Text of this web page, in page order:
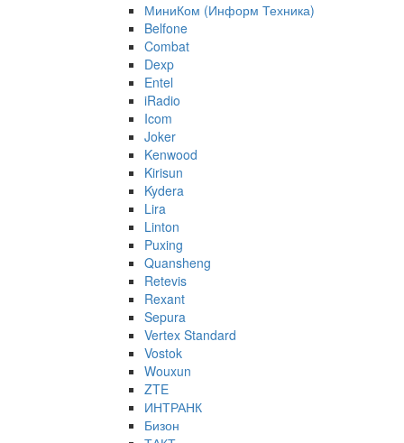
МиниКом (Информ Техника)
Belfone
Combat
Dexp
Entel
iRadio
Icom
Joker
Kenwood
Kirisun
Kydera
Lira
Linton
Puxing
Quansheng
Retevis
Rexant
Sepura
Vertex Standard
Vostok
Wouxun
ZTE
ИНТРАНК
Бизон